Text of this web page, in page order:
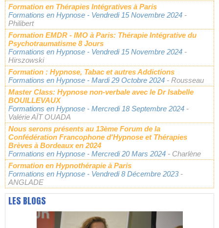
Formation en Thérapies Intégratives à Paris
Formations en Hypnose - Vendredi 15 Novembre 2024 -
Philibert
Formation EMDR - IMO à Paris: Thérapie Intégrative du
Psychotraumatisme 8 Jours
Formations en Hypnose - Vendredi 15 Novembre 2024 -
Hirszowski
Formation : Hypnose, Tabac et autres Addictions
Formations en Hypnose - Mardi 29 Octobre 2024 - Rousseau
Master Class: Hypnose non-verbale avec le Dr Isabelle
BOUILLEVAUX
Formations en Hypnose - Mercredi 18 Septembre 2024 -
Valérie AÏT OUADA
Nous serons présents au 13ème Forum de la
Confédération Francophone d'Hypnose et Thérapies
Brèves à Bordeaux en 2024
Formations en Hypnose - Mercredi 20 Mars 2024 - Charlène
Formation en Hypnothérapie à Paris
Formations en Hypnose - Vendredi 8 Décembre 2023 -
ANGLADE
LES BLOGS